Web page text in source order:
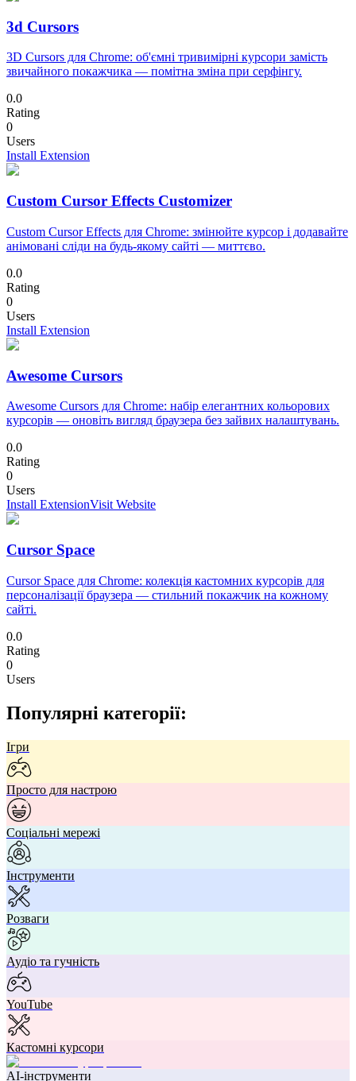
3d Cursors
3D Cursors для Chrome: об'ємні тривимірні курсори замість
звичайного покажчика — помітна зміна при серфінгу.
0.0
Rating
0
Users
Install Extension
Custom Cursor Effects Customizer
Custom Cursor Effects для Chrome: змінюйте курсор і додавайте
анімовані сліди на будь-якому сайті — миттєво.
0.0
Rating
0
Users
Install Extension
Awesome Cursors
Awesome Cursors для Chrome: набір елегантних кольорових
курсорів — оновіть вигляд браузера без зайвих налаштувань.
0.0
Rating
0
Users
Install ExtensionVisit Website
Cursor Space
Cursor Space для Chrome: колекція кастомних курсорів для
персоналізації браузера — стильний покажчик на кожному
сайті.
0.0
Rating
0
Users
Популярні категорії:
Ігри
Просто для настрою
Соціальні мережі
Інструменти
Розваги
Аудіо та гучність
YouTube
Кастомні курсори
AI-інструменти